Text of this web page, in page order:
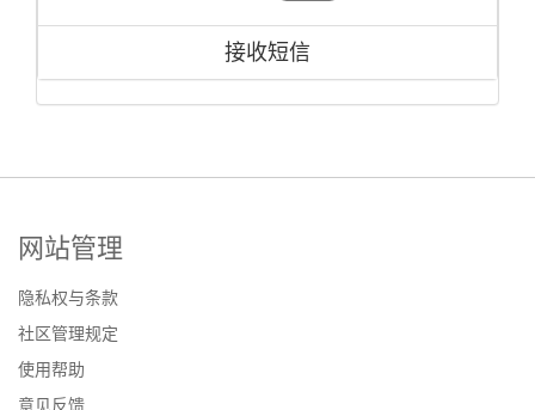
接收短信
网站管理
隐私权与条款
社区管理规定
使用帮助
意见反馈